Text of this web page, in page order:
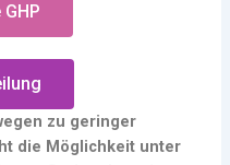
zu geringer
die Möglichkeit unter